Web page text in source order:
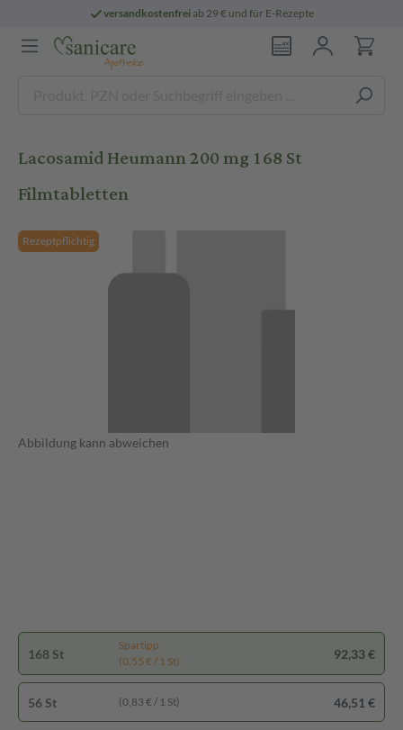
versandkostenfreiab 29 € und für E-Rezepte
Lacosamid Heumann 200 mg 168 St
Filmtabletten
Rezeptpflichtig
Abbildung kann abweichen
168 St
Spartipp
(0,55 € / 1 St)
92,33 €
56 St (0,83 € / 1 St) 46,51 €